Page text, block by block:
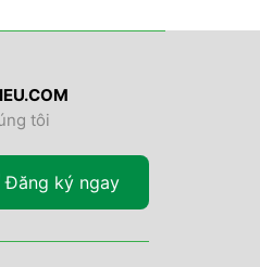
tôi
Đăng ký ngay